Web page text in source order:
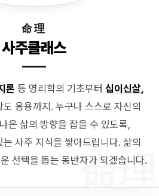
命理
命理
사주클래스
론 등 명리학의 기초부터 십이신살,
도 응용까지. 누구나 스스로 자신의
은 삶의 방향을 잡을 수 있도록,
사주 지식을 쌓아드립니다. 삶의
선택을 돕는 동반자가 되겠습니다.